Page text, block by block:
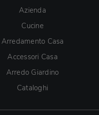
Azienda
Cucine
Arredamento Casa
Accessori Casa
Arredo Giardino
Cataloghi